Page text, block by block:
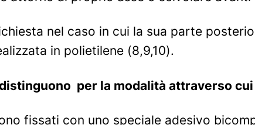
nel caso in cui la sua parte
in polietilene (8,9,10).
per la modalità attraverso cui
fissati con uno speciale adesivo